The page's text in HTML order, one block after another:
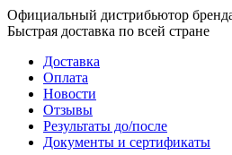
Официальный дистрибьютор
Быстрая доставка по всей стране
Доставка
Оплата
Новости
Отзывы
Результаты до/после
Документы и сертификаты